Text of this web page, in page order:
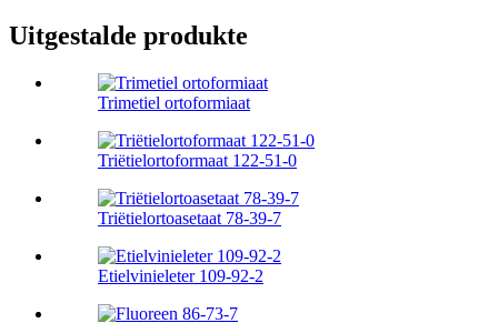
Uitgestalde produkte
Trimetiel ortoformiaat
Triëtielortoformaat 122-51-0
Triëtielortoasetaat 78-39-7
Etielvinieleter 109-92-2